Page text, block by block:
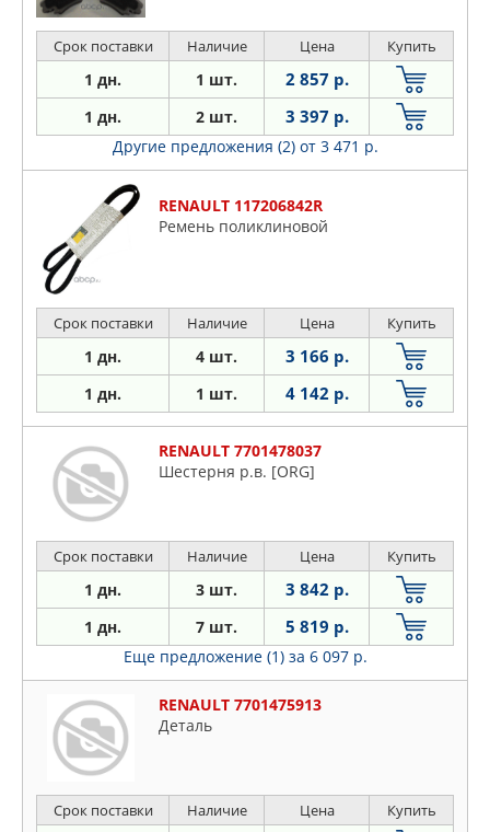
85-89, 309 II 89-93
Срок поставки Наличие Цена Купить
1 дн. 1 шт. 2 857 р.
1 дн. 2 шт. 3 397 р.
Другие предложения (2) от 3 471 р.
RENAULT 117206842R
Ремень поликлиновой
Срок поставки Наличие Цена Купить
1 дн. 4 шт. 3 166 р.
1 дн. 1 шт. 4 142 р.
RENAULT 7701478037
Шестерня р.в. [ORG]
Срок поставки Наличие Цена Купить
1 дн. 3 шт. 3 842 р.
1 дн. 7 шт. 5 819 р.
Еще предложение (1) за 6 097 р.
RENAULT 7701475913
Деталь
Срок поставки Наличие Цена Купить